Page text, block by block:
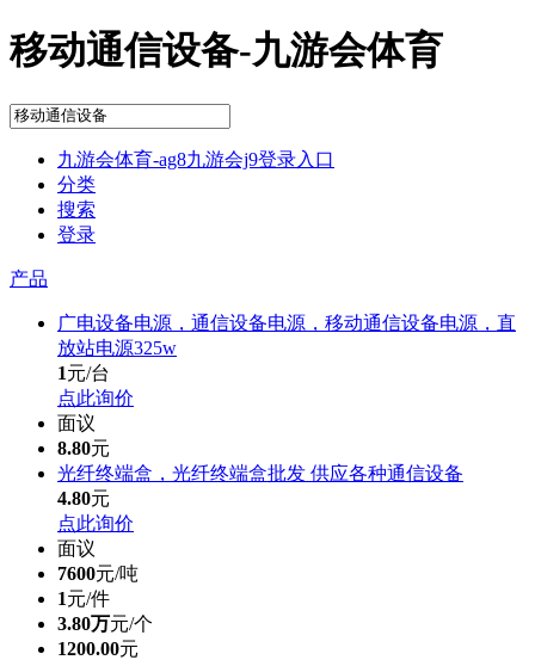
移动通信设备-九游会体育
九游会体育-ag8九游会j9登录入口
分类
搜索
登录
产品
广电设备电源，通信设备电源，移动通信设备电源，直
放站电源325w
1元/台
点此询价
面议
8.80元
光纤终端盒，光纤终端盒批发 供应各种通信设备
4.80元
点此询价
面议
7600元/吨
1元/件
3.80万元/个
1200.00元